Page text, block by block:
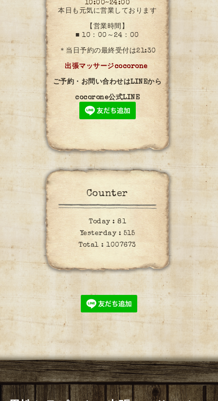
10:00~24:00
本日も元気に営業しております
【営業時間】
■ 10：00～24：00
＊当日予約の最終受付は21:30
出張マッサージcocorone
ご予約・お問い合わせはLINEから
cocorone公式LINE
Counter
Today : 81
Yesterday : 515
Total :1007673